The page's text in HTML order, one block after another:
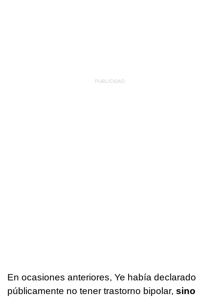
En ocasiones anteriores, Ye había declarado
públicamente no tener trastorno bipolar, sino